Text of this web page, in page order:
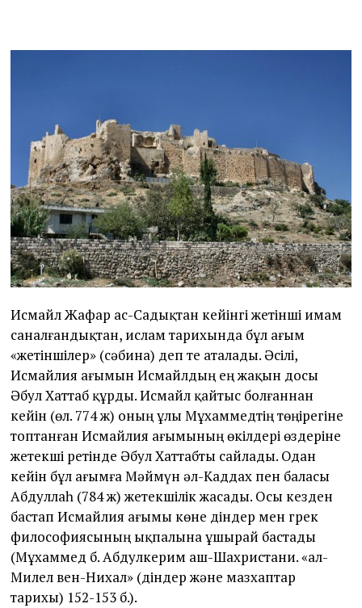
Исмайл Жафар ас-Садықтан кейінгі жетінші имам
саналғандықтан, ислам тарихында бұл ағым
«жетіншілер» (сәбина) деп те аталады. Әсілі,
Исмайлия ағымын Исмайлдың ең жақын досы
Әбул Хаттаб құрды. Исмайл қайтыс болғаннан
кейін (өл. 774 ж) оның ұлы Мұхаммедтің төңірегіне
топтанған Исмайлия ағымының өкілдері өздеріне
жетекші ретінде Әбул Хаттабты сайлады. Одан
кейін бұл ағымға Мәймүн әл-Каддах пен баласы
Абдуллаһ (784 ж) жетекшілік жасады. Осы кезден
бастап Исмайлия ағымы көне діндер мен грек
философиясының ықпалына ұшырай бастады
(Мұхаммед б. Абдулкерим аш-Шахристани. «ал-
Милел вен-Нихал» (діндер және мазхаптар
тарихы) 152-153 б.).